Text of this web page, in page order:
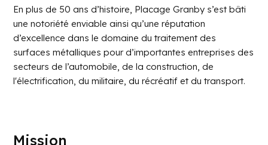
procédés
En plus de 50 ans d’histoire, Placage Granby s’est bâti
une notoriété enviable ainsi qu’une réputation
d’excellence dans le domaine du traitement des
surfaces métalliques pour d’importantes entreprises des
secteurs de l’automobile, de la construction, de
l'électrification, du militaire, du récréatif et du transport.
Mission